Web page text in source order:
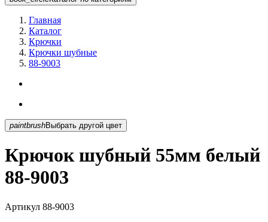
Главная
Каталог
Крючки
Крючки шубные
88-9003
paintbrush Выбрать другой цвет
Крючок шубный 55мм белый
88-9003
Артикул 88-9003